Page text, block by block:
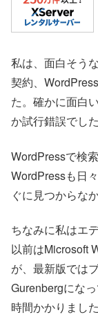
私は、面白そう
契約、
た。確かに面白
か試行錯誤でした
WordPressで検
WordPressも日
ぐに見つからな
ちなみに私はエ
以前はMicrosoft
が、最新版では
Gurenbergにな
時間かかりました